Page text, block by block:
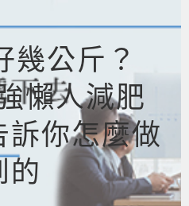
幾公斤？
懶人減肥
你怎麼做
的